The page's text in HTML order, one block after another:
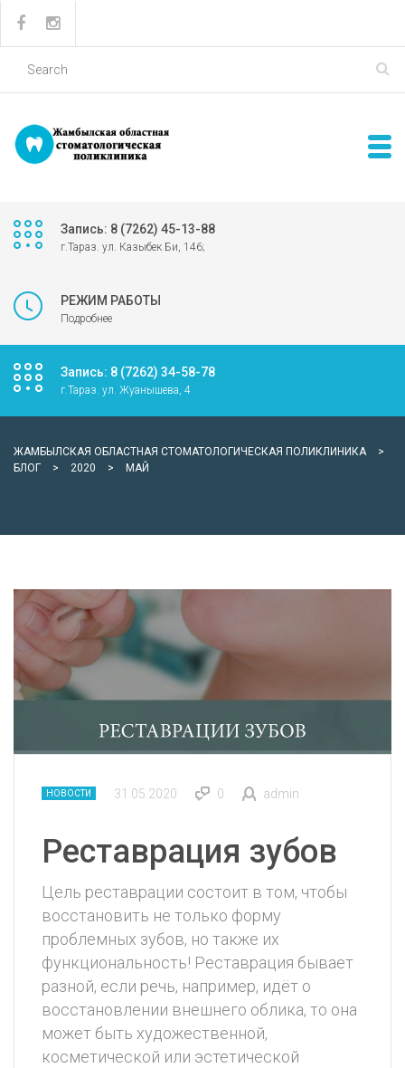
Запись: 8 (7262) 45-13-88
г.Тараз. ул. Казыбек Би, 146;
РЕЖИМ РАБОТЫ
Подробнее
Запись: 8 (7262) 34-58-78
г.Тараз. ул. Жуанышева, 4
ЖАМБЫЛСКАЯ ОБЛАСТНАЯ СТОМАТОЛОГИЧЕСКАЯ ПОЛИКЛИНИКА
>
БЛОГ
> 2020 > МАЙ
НОВОСТИ 31.05.2020 0 admin
Реставрация зубов
Цель реставрации состоит в том, чтобы
восстановить не только форму
проблемных зубов, но также их
функциональность! Реставрация бывает
разной, если речь, например, идёт о
восстановлении внешнего облика, то она
может быть художественной,
косметической или эстетической